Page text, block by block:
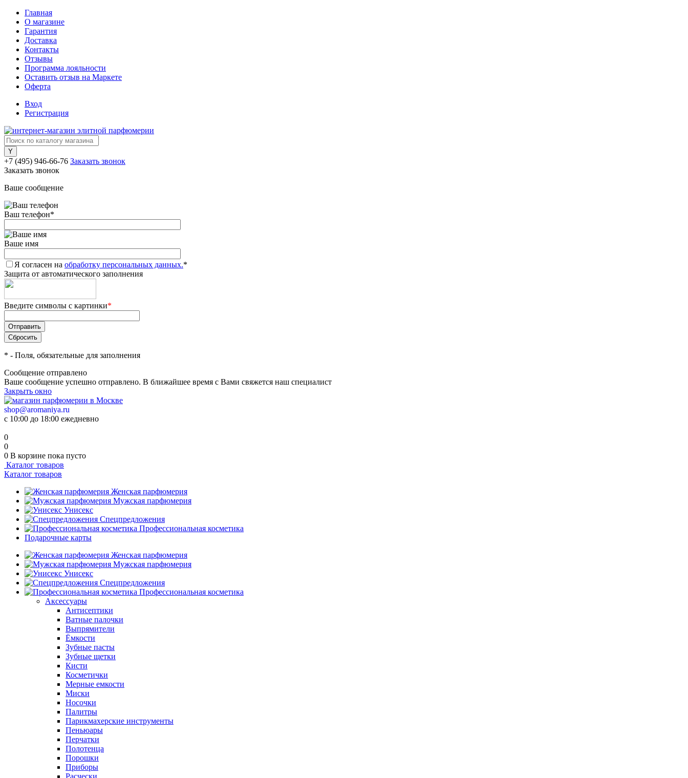
Главная
О магазине
Гарантия
Доставка
Контакты
Отзывы
Программа лояльности
Оставить отзыв на Маркете
Оферта
Вход
Регистрация
+7 (495) 946-66-76 Заказать звонок
Заказать звонок
Ваше сообщение
Ваш телефон*
Ваше имя
Я согласен на обработку персональных данных.*
Защита от автоматического заполнения
Введите символы с картинки*
* - Поля, обязательные для заполнения
Сообщение отправлено
Ваше сообщение успешно отправлено. В ближайшее время с Вами свяжется наш специалист
Закрыть окно
shop@aromaniya.ru
с 10:00 до 18:00 ежедневно
0
0
0 В корзине пока пусто
Каталог товаров
Каталог товаров
Женская парфюмерия
Мужская парфюмерия
Унисекс
Спецпредложения
Профессиональная косметика
Подарочные карты
Женская парфюмерия
Мужская парфюмерия
Унисекс
Спецпредложения
Профессиональная косметика
Аксессуары
Антисептики
Ватные палочки
Выпрямители
Ёмкости
Зубные пасты
Зубные щетки
Кисти
Косметички
Мерные емкости
Миски
Носочки
Палитры
Парикмахерские инструменты
Пеньюары
Перчатки
Полотенца
Порошки
Приборы
Расчески